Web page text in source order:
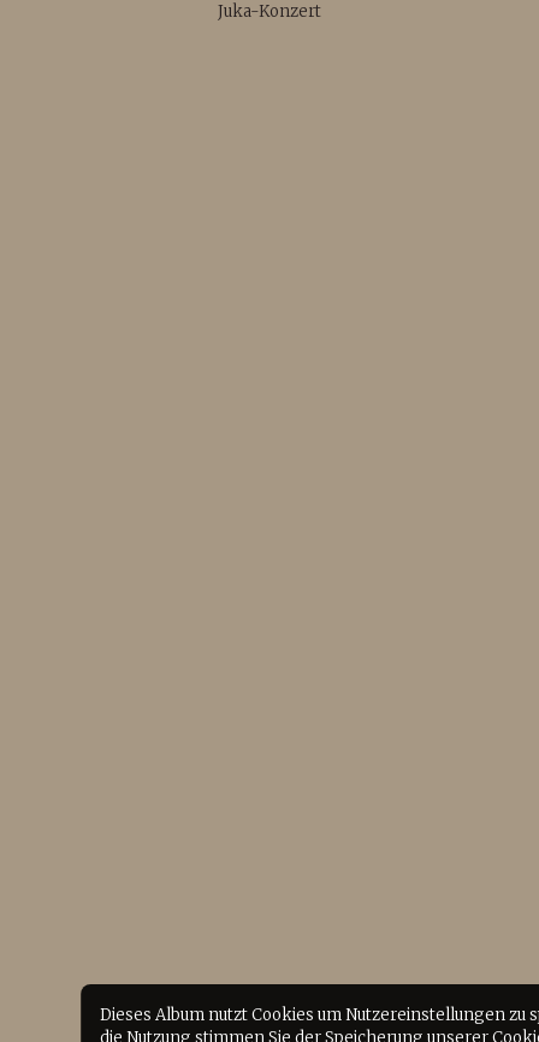
Juka-Konzert
Dieses Album nutzt Cookies um Nutzereinstellungen zu
die Nutzung stimmen Sie der Speicherung unserer